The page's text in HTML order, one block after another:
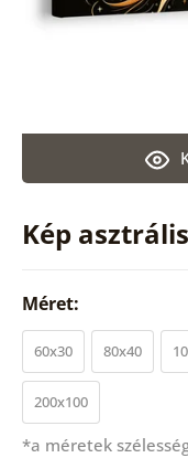
Kép
Méret:
60x30 80x40
200x100
*a méretek